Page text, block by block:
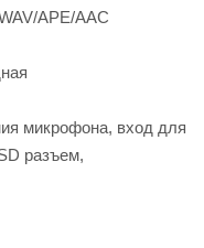
APE/AAC
микрофона, вход для
разъем,